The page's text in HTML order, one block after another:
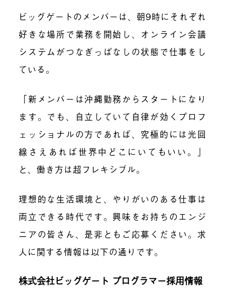
ビッグゲートのメンバーは、朝9時にそれぞれ
好きな場所で業務を開始し、オンライン会議
システムがつなぎっぱなしの状態で仕事をし
ている。
「新メンバーは沖縄勤務からスタートになり
ます。でも、自立していて自律が効くプロフ
ェッショナルの方であれば、究極的には光回
線さえあれば世界中どこにいてもいい。」
と、働き方は超フレキシブル。
理想的な生活環境と、やりがいのある仕事は
両立できる時代です。興味をお持ちのエンジ
ニアの皆さん、是非ともご応募ください。求
人に関する情報は以下の通りです。
株式会社ビッグゲート プログラマー採用情報